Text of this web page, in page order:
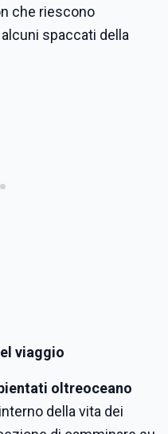
che riescono
spaccati della
viaggio
oltreoceano
della vita dei